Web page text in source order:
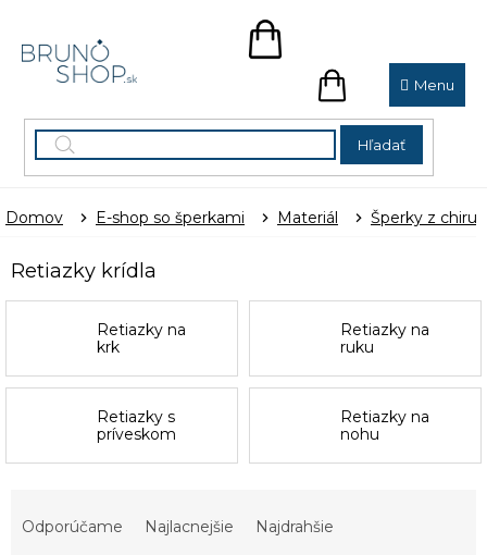
obsah
Hľadať
NÁKUPNÝ
NÁKUPNÝ
KOŠÍK
Domov E-shop so šperkami Materiál Šperky z
Retiazky krídla
Retiazky na
krk
Retiazky na
ruku
Retiazky s
príveskom
Retiazky na
nohu
Odporúčame Najlacnejšie Najdrahšie